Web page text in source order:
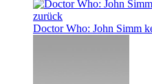
Doctor Who: John Simm